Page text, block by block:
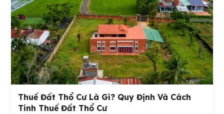
Thuế Đất Thổ Cư Là Gì? Quy Định Và Cách
Tính Thuế Đất Thổ Cư